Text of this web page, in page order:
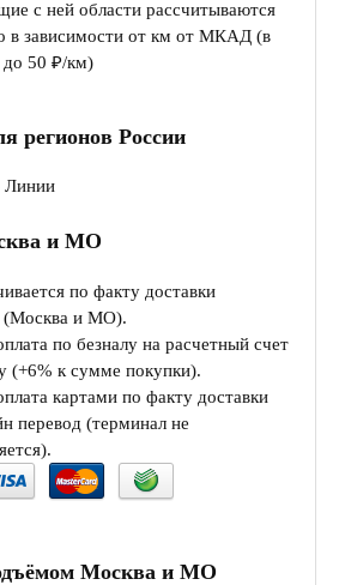
с ней области рассчитываются
в зависимости от км от МКАД (в
до 50 ₽/км)
регионов России
Линии
и МО
по факту доставки
(Москва и МО).
по безналу на расчетный счет
(+6% к сумме покупки).
картами по факту доставки
перевод (терминал не
Москва и МО